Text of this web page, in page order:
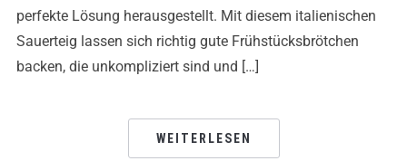
perfekte Lösung herausgestellt. Mit diesem italienischen
Sauerteig lassen sich richtig gute Frühstücksbrötchen
backen, die unkompliziert sind und […]
WEITERLESEN